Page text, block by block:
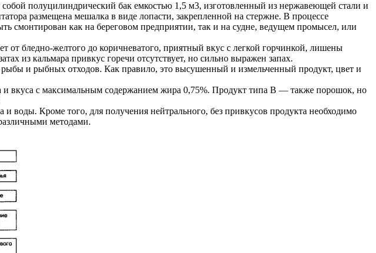
полуцилиндрический бак емкостью 1,5 м3, изготовленный из нержавеющей стали и
размещена мешалка в виде лопасти, закрепленной на стержне. В процессе
как на береговом предприятии, так и на судне, ведущем промысел, или
бледно-желтого до коричневатого, приятный вкус с легкой горчинкой, лишены
из кальмара привкус горечи отсутствует, но сильно выражен запах.
и рыбных отходов. Как правило, это высушенный и измельченный продукт, цвет и
вкуса с максимальным содержанием жира 0,75%. Продукт типа В — также порошок, но
воды. Кроме того, для получения нейтрального, без привкусов продукта необходимо
методами.